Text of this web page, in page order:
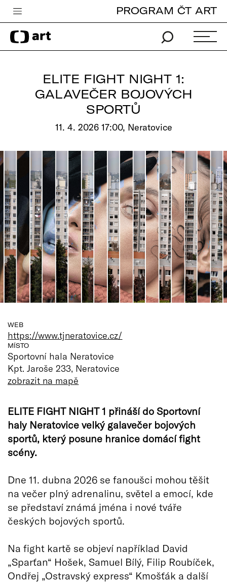
Česká televize
Zpravodajství
iVysílání
edu
Vše o ČT
PROGRAM ČT ART
ELITE FIGHT NIGHT 1:
GALAVEČER BOJOVÝCH
SPORTŮ
11. 4. 2026 17:00, Neratovice
WEB
https://www.tjneratovice.cz/
MÍSTO
Sportovní hala Neratovice
Kpt. Jaroše 233, Neratovice
zobrazit na mapě
ELITE FIGHT NIGHT 1 přináší do Sportovní
haly Neratovice velký galavečer bojových
sportů, který posune hranice domácí fight
scény.
Dne 11. dubna 2026 se fanoušci mohou těšit
na večer plný adrenalinu, světel a emocí, kde
se představí známá jména i nové tváře
českých bojových sportů.
Na fight kartě se objeví například David
„Sparťan“ Hošek, Samuel Bílý, Filip Roubíček,
Ondřej „Ostravský express“ Kmošťák a další